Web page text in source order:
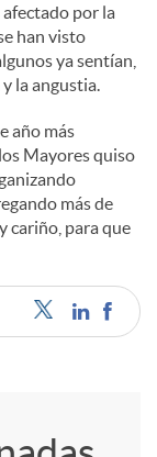
afectado por la
han visto
ya sentían,
la angustia.
año más
Mayores quiso
más de
cariño, para que